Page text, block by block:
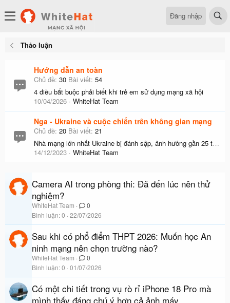
Đăng nhập
Thảo luận
Hướng dẫn an toàn
Chủ đề 30 Bài viết 54
4 điều bắt buộc phải biết khi trẻ em sử dụng mạng xã hội
10/04/2026
WhiteHat Team
Nga - Ukraine và cuộc chiến trên không gian mạng
Chủ đề 20 Bài viết 21
Nhà mạng lớn nhất Ukraine bị đánh sập, ảnh hưởng gần 25 triệu người
14/12/2023
WhiteHat Team
Camera AI trong phòng thi: Đã đến lúc nên thử
nghiệm?
WhiteHat Team
0
Bình luận 0 22/07/2026
Sau khi có phổ điểm THPT 2026: Muốn học An
ninh mạng nên chọn trường nào?
WhiteHat Team
0
Bình luận 0 01/07/2026
Có một chi tiết trong vụ rò rỉ iPhone 18 Pro mà
mình thấy đáng chú ý hơn cả ảnh máy